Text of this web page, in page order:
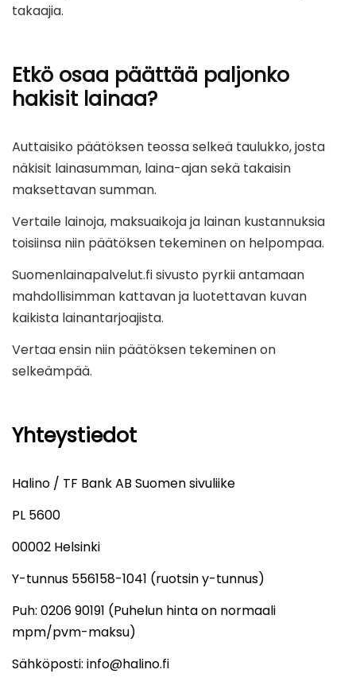
takaajia.
Etkö osaa päättää paljonko
hakisit lainaa?
Auttaisiko päätöksen teossa selkeä taulukko, josta
näkisit lainasumman, laina-ajan sekä takaisin
maksettavan summan.
Vertaile lainoja, maksuaikoja ja lainan kustannuksia
toisiinsa niin päätöksen tekeminen on helpompaa.
Suomenlainapalvelut.fi sivusto pyrkii antamaan
mahdollisimman kattavan ja luotettavan kuvan
kaikista lainantarjoajista.
Vertaa ensin niin päätöksen tekeminen on
selkeämpää.
Yhteystiedot
Halino / TF Bank AB Suomen sivuliike
PL 5600
00002 Helsinki
Y-tunnus 556158-1041 (ruotsin y-tunnus)
Puh: 0206 90191 (Puhelun hinta on normaali
mpm/pvm-maksu)
Sähköposti: info@halino.fi